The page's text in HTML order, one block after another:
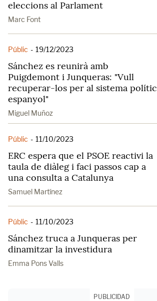
eleccions al Parlament
Marc Font
Públic - 19/12/2023
Sánchez es reunirà amb
Puigdemont i Junqueras: "Vull
recuperar-los per al sistema polític
espanyol"
Miguel Muñoz
Públic - 11/10/2023
ERC espera que el PSOE reactivi la
taula de diàleg i faci passos cap a
una consulta a Catalunya
Samuel Martínez
Públic - 11/10/2023
Sánchez truca a Junqueras per
dinamitzar la investidura
Emma Pons Valls
PUBLICIDAD